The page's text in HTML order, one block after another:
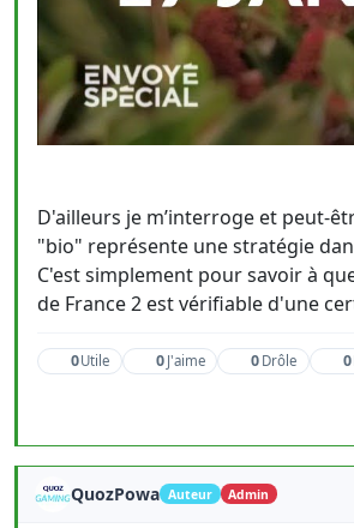
D'ailleurs je m’interroge et peut-
"bio" représente une stratégie
C'est simplement pour savoir à
de France 2 est vérifiable d'une
0Utile 0 J'aime 0 Drôle 0
QuozPowa Auteur Admin